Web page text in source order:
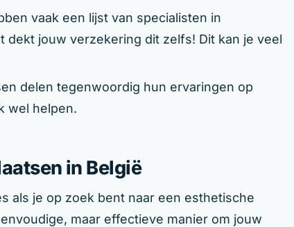
vaak een lijst van specialisten in
dekt jouw verzekering dit zelfs! Dit kan je veel
delen tegenwoordig hun ervaringen op
wel helpen.
in België
als je op zoek bent naar een esthetische
maar effectieve manier om jouw